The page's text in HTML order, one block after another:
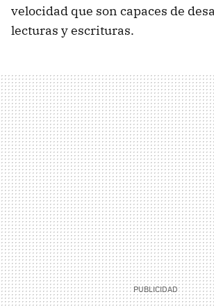
velocidad que son capaces de
lecturas y escrituras.